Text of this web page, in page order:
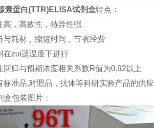
素蛋白(TTR)ELISA试剂盒特点：
高，高效性，特异性强
与耗材，缩短时间，节省经费
在zui适温度下进行
回归与预期浓度相关系数R值为0.92以上
标准品,对照品，抗体等科研实验产品的供应
盒包装图片：